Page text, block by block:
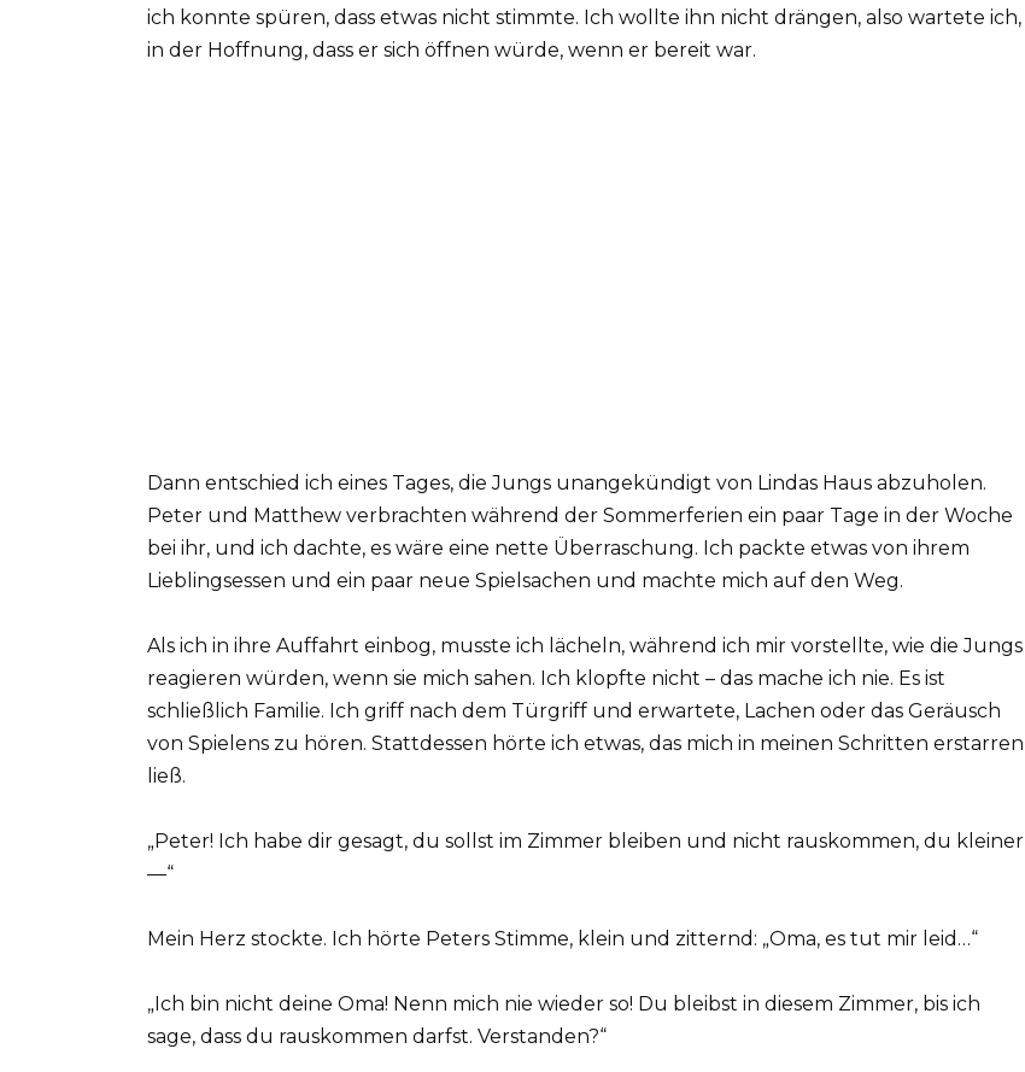
ich konnte spüren, dass etwas nicht stimmte. Ich wollte ihn nicht drängen, also wartete ich,
in der Hoffnung, dass er sich öffnen würde, wenn er bereit war.
Dann entschied ich eines Tages, die Jungs unangekündigt von Lindas Haus abzuholen.
Peter und Matthew verbrachten während der Sommerferien ein paar Tage in der Woche
bei ihr, und ich dachte, es wäre eine nette Überraschung. Ich packte etwas von ihrem
Lieblingsessen und ein paar neue Spielsachen und machte mich auf den Weg.
Als ich in ihre Auffahrt einbog, musste ich lächeln, während ich mir vorstellte, wie die Jungs
reagieren würden, wenn sie mich sahen. Ich klopfte nicht – das mache ich nie. Es ist
schließlich Familie. Ich griff nach dem Türgriff und erwartete, Lachen oder das Geräusch
von Spielens zu hören. Stattdessen hörte ich etwas, das mich in meinen Schritten erstarren
ließ.
„Peter! Ich habe dir gesagt, du sollst im Zimmer bleiben und nicht rauskommen, du kleiner
—“
Mein Herz stockte. Ich hörte Peters Stimme, klein und zitternd: „Oma, es tut mir leid…“
„Ich bin nicht deine Oma! Nenn mich nie wieder so! Du bleibst in diesem Zimmer, bis ich
sage, dass du rauskommen darfst. Verstanden?“